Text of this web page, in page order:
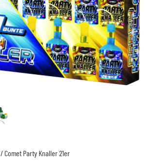
/ Comet Party Knaller 21er